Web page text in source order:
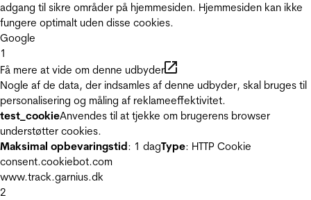
adgang til sikre områder på hjemmesiden. Hjemmesiden kan ikke
fungere optimalt uden disse cookies.
Google
1
Få mere at vide om denne udbyder
Nogle af de data, der indsamles af denne udbyder, skal bruges til
personalisering og måling af reklameeffektivitet.
test_cookieAnvendes til at tjekke om brugerens browser
understøtter cookies.
Maksimal opbevaringstid: 1 dagType: HTTP Cookie
consent.cookiebot.com
www.track.garnius.dk
2